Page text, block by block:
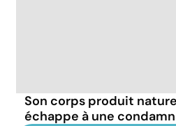
Son corps produit
échappe à une